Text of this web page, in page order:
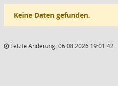
Keine Daten gefunden.
Letzte Änderung: 06.08.2026 19:01:42